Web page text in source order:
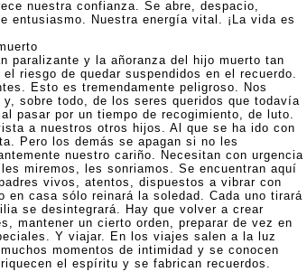
nuestra confianza. Se abre, despacio,
entusiasmo. Nuestra energía vital. ¡La vida es
paralizante y la añoranza del hijo muerto tan
riesgo de quedar suspendidos en el recuerdo.
Esto es tremendamente peligroso. Nos
y, sobre todo, de los seres queridos que todavía
pasar por un tiempo de recogimiento, de luto.
a nuestros otros hijos. Al que se ha ido con
Pero los demás se apagan si no les
nuestro cariño. Necesitan con urgencia
miremos, les sonriamos. Se encuentran aquí
vivos, atentos, dispuestos a vibrar con
en casa sólo reinará la soledad. Cada uno tirará
se desintegrará. Hay que volver a crear
mantener un cierto orden, preparar de vez en
Y viajar. En los viajes salen a la luz
momentos de intimidad y se conocen
el espíritu y se fabrican recuerdos.